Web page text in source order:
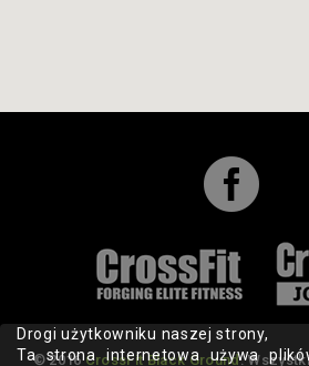

© 2016CrossFit Black Ground.
Drogi użytkowniku naszej strony,
Ta strona internetowa używa